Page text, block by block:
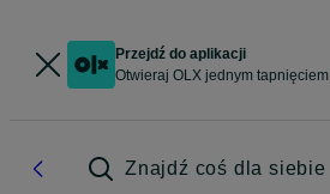
Przejdź do aplikacji
Otwieraj OLX jednym tapnięciem
Znajdź coś dla siebie